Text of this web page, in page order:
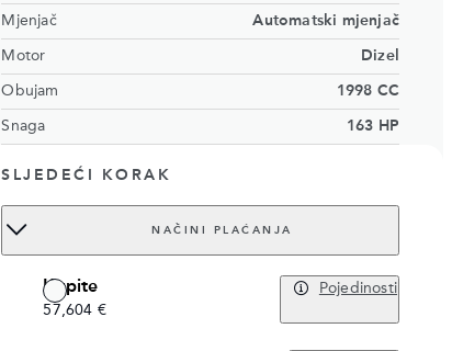
Mjenjač Automatski mjenjač
Motor Dizel
Obujam 1998 CC
Snaga 163 HP
Broj sjedala
Order no.
SLJEDEĆI KORAK
NAČINI PLAĆANJA
Kupite
57,604 €
Pojedinosti